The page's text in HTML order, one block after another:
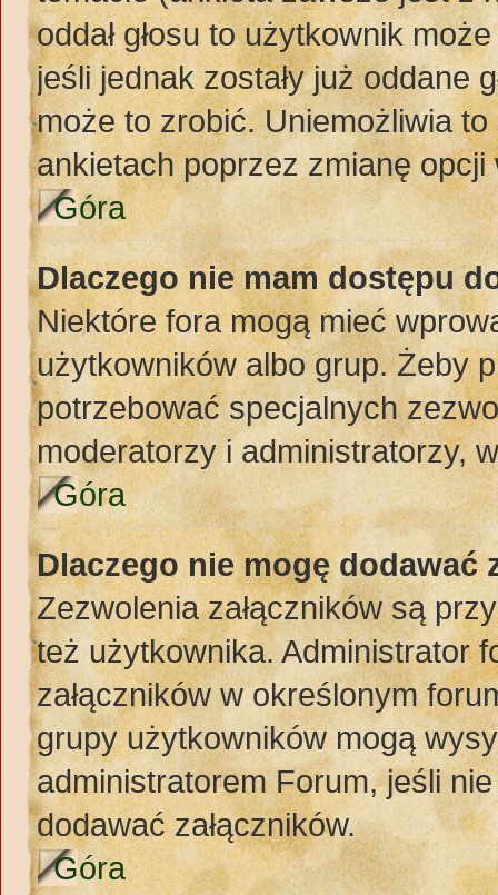
oddał głosu to użytkownik
jeśli jednak zostały już oddane
może to zrobić. Uniemożliwia
ankietach poprzez zmianę opcji
Góra
Dlaczego nie mam dostępu
Niektóre fora mogą mieć
użytkowników albo grup. Żeby
potrzebować specjalnych
moderatorzy i administratorzy,
Góra
Dlaczego nie mogę dodawać
Zezwolenia załączników są
też użytkownika. Administrator
załączników w określonym
grupy użytkowników mogą
administratorem Forum, jeśli
dodawać załączników.
Góra